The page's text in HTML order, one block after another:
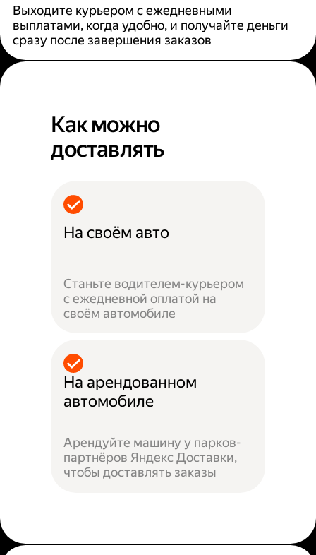
Выходите курьером с ежедневными
выплатами, когда удобно, и получайте деньги
сразу после завершения заказов
Как можно
доставлять
На своём авто
Станьте водителем-курьером
с ежедневной оплатой на
своём автомобиле
На арендованном
автомобиле
Арендуйте машину у парков-
партнёров Яндекс Доставки,
чтобы доставлять заказы